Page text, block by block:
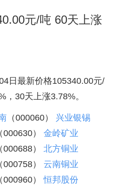
元/吨 60天上涨
日最新价格105340.00元/
，30天上涨3.78%。
（000060） 兴业银锡
000630） 金岭矿业
000688） 北方铜业
000758） 云南铜业
000960）恒邦股份